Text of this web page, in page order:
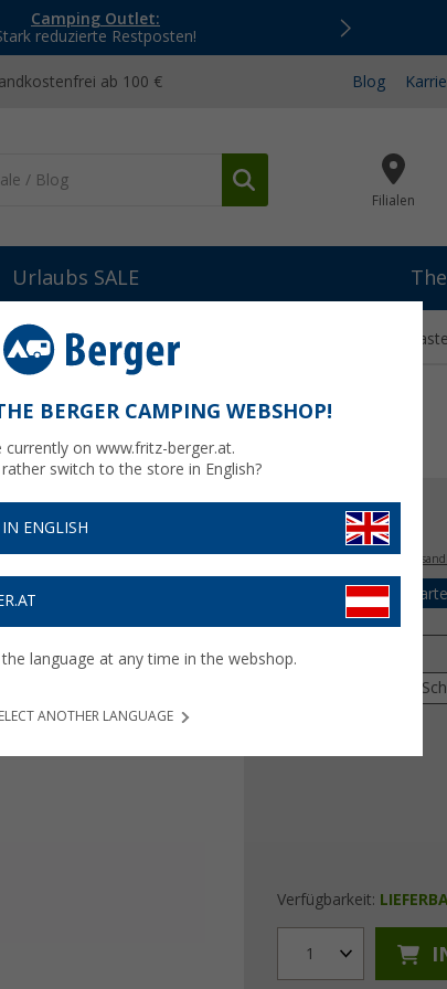
Camping Outlet:
reduzierte Restposten!
ab 100 € Blog
Filialen
Urlaubs SALE
& Möbelzubehör STS Metallschließzylinder
STS / Zadi ohne
€
zzgl.
Bis zu 5%
Ausführung
mit Zylinder und 2
Verfügbarkeit:
1
BERGER CAMPING WEBSHOP!
currently on www.fritz-berger.at.
switch to the store in English?
ENGLISH
the language at any time in the webshop.
ANOTHER LANGUAGE